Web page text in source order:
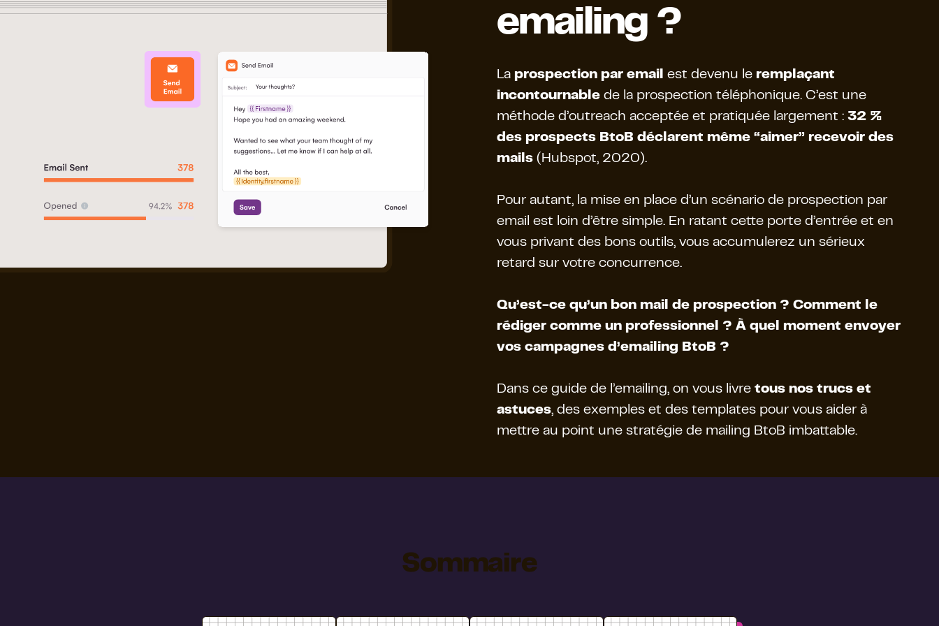
emailing ?
La prospection par email est devenu le remplaçant
incontournable de la prospection téléphonique. C’est une
méthode d’outreach acceptée et pratiquée largement : 32 %
des prospects BtoB déclarent même “aimer” recevoir des
mails (Hubspot, 2020).
Pour autant, la mise en place d’un scénario de prospection par
email est loin d’être simple. En ratant cette porte d’entrée et en
vous privant des bons outils, vous accumulerez un sérieux
retard sur votre concurrence.
Qu’est-ce qu’un bon mail de prospection ? Comment le
rédiger comme un professionnel ? À quel moment envoyer
vos campagnes d’emailing BtoB ?
Dans ce guide de l’emailing, on vous livre tous nos trucs et
astuces, des exemples et des templates pour vous aider à
mettre au point une stratégie de mailing BtoB imbattable.
Sommaire